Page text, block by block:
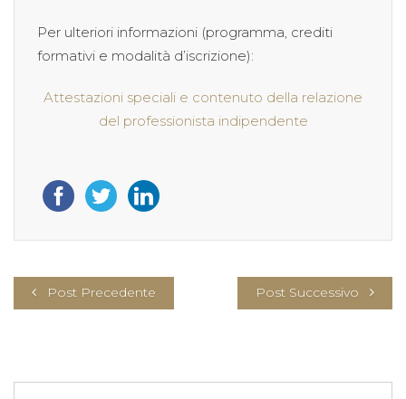
Per ulteriori informazioni (programma, crediti
formativi e modalità d’iscrizione):
Attestazioni speciali e contenuto della relazione
del professionista indipendente
Post Precedente Post Successivo